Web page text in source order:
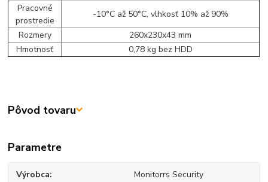
Pracovné
prostredie
-10°C až 50°C, vlhkosť 10% až 90%
Rozmery
260x230x43 mm
Hmotnosť
0,78 kg bez HDD
Pôvod tovaru
Parametre
Výrobca Monitorrs Security